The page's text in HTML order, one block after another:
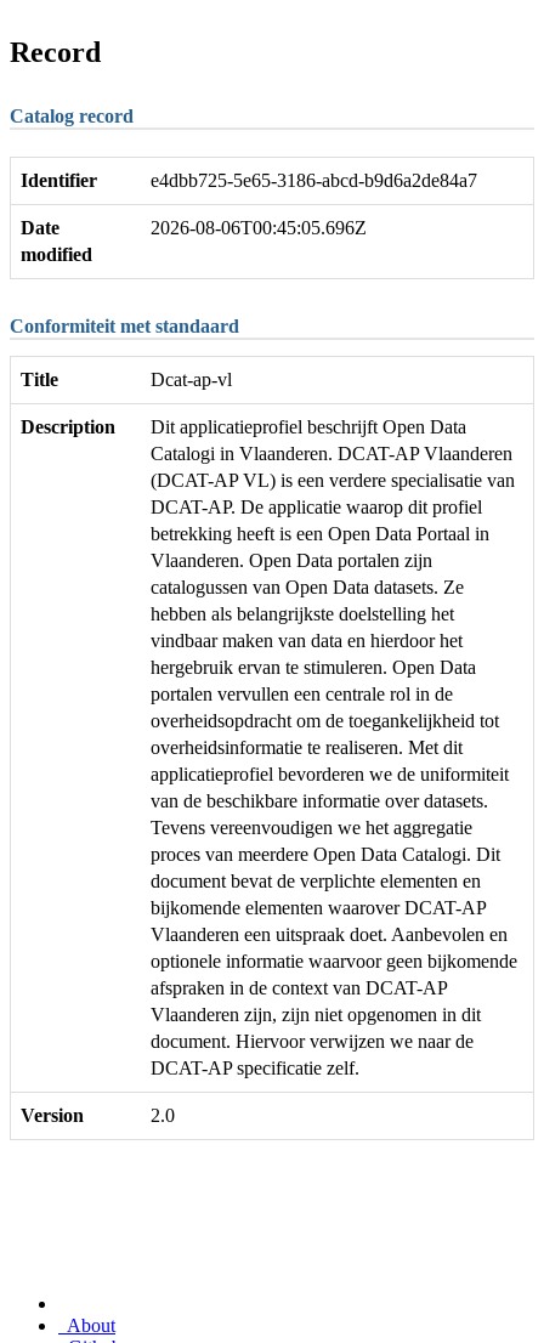
Record
Catalog record
Identifier e4dbb725-5e65-3186-abcd-b9d6a2de84a7
Date
modified
2026-08-06T00:45:05.696Z
Conformiteit met standaard
Title Dcat-ap-vl
Description
Dit applicatieprofiel beschrijft Open Data
Catalogi in Vlaanderen. DCAT-AP Vlaanderen
(DCAT-AP VL) is een verdere specialisatie van
DCAT-AP. De applicatie waarop dit profiel
betrekking heeft is een Open Data Portaal in
Vlaanderen. Open Data portalen zijn
catalogussen van Open Data datasets. Ze
hebben als belangrijkste doelstelling het
vindbaar maken van data en hierdoor het
hergebruik ervan te stimuleren. Open Data
portalen vervullen een centrale rol in de
overheidsopdracht om de toegankelijkheid tot
overheidsinformatie te realiseren. Met dit
applicatieprofiel bevorderen we de uniformiteit
van de beschikbare informatie over datasets.
Tevens vereenvoudigen we het aggregatie
proces van meerdere Open Data Catalogi. Dit
document bevat de verplichte elementen en
bijkomende elementen waarover DCAT-AP
Vlaanderen een uitspraak doet. Aanbevolen en
optionele informatie waarvoor geen bijkomende
afspraken in de context van DCAT-AP
Vlaanderen zijn, zijn niet opgenomen in dit
document. Hiervoor verwijzen we naar de
DCAT-AP specificatie zelf.
Version 2.0
About